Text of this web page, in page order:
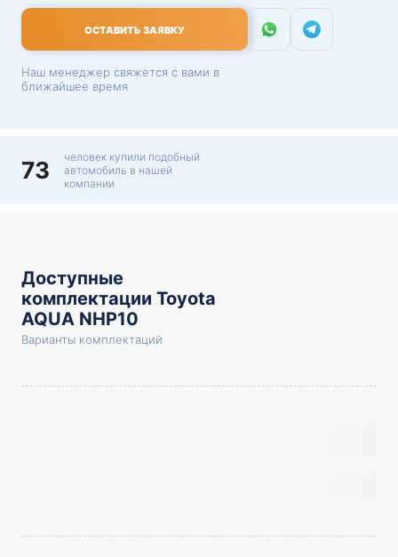
ОСТАВИТЬ ЗАЯВКУ
Наш менеджер свяжется с вами в
ближайшее время
73
человек купили подобный
автомобиль в нашей
компании
Доступные
комплектации Toyota
AQUA NHP10
Варианты комплектаций